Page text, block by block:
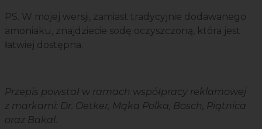
PS. W mojej wersji, zamiast tradycyjnie dodawanego
amoniaku, znajdziecie sodę oczyszczoną, która jest
łatwiej dostępna.
Przepis powstał w ramach współpracy reklamowej
z markami: Dr. Oetker, Mąka Polka, Bosch, Piątnica
oraz Bakal.